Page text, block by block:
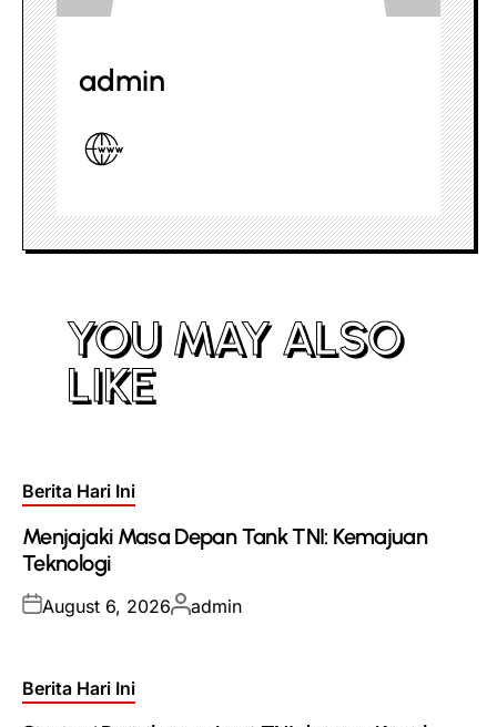
admin
YOU MAY ALSO
LIKE
Posted
Berita Hari Ini
Menjajaki Masa Depan Tank TNI: Kemajuan
Teknologi
Posted
August 6, 2026Posted
admin
Posted
Berita Hari Ini